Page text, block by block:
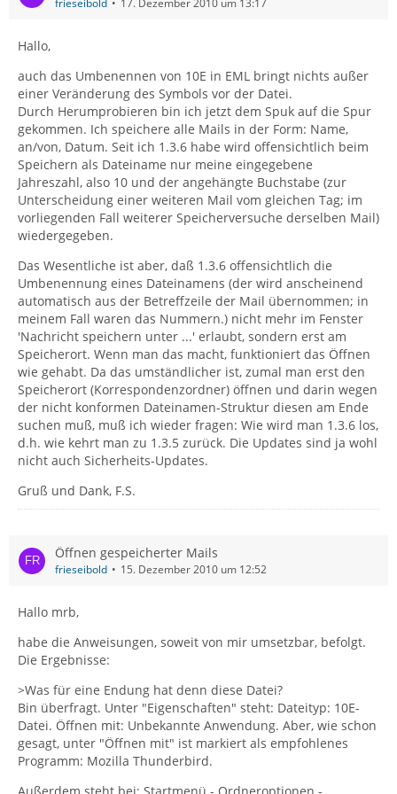
frieseibold 17. Dezember 2010 um 13:17
Hallo,
auch das Umbenennen von 10E in EML bringt nichts außer
einer Veränderung des Symbols vor der Datei.
Durch Herumprobieren bin ich jetzt dem Spuk auf die Spur
gekommen. Ich speichere alle Mails in der Form: Name,
an/von, Datum. Seit ich 1.3.6 habe wird offensichtlich beim
Speichern als Dateiname nur meine eingegebene
Jahreszahl, also 10 und der angehängte Buchstabe (zur
Unterscheidung einer weiteren Mail vom gleichen Tag; im
vorliegenden Fall weiterer Speicherversuche derselben Mail)
wiedergegeben.
Das Wesentliche ist aber, daß 1.3.6 offensichtlich die
Umbenennung eines Dateinamens (der wird anscheinend
automatisch aus der Betreffzeile der Mail übernommen; in
meinem Fall waren das Nummern.) nicht mehr im Fenster
'Nachricht speichern unter ...' erlaubt, sondern erst am
Speicherort. Wenn man das macht, funktioniert das Öffnen
wie gehabt. Da das umständlicher ist, zumal man erst den
Speicherort (Korrespondenzordner) öffnen und darin wegen
der nicht konformen Dateinamen-Struktur diesen am Ende
suchen muß, muß ich wieder fragen: Wie wird man 1.3.6 los,
d.h. wie kehrt man zu 1.3.5 zurück. Die Updates sind ja wohl
nicht auch Sicherheits-Updates.
Gruß und Dank, F.S.
Öffnen gespeicherter Mails
frieseibold 15. Dezember 2010 um 12:52
Hallo mrb,
habe die Anweisungen, soweit von mir umsetzbar, befolgt.
Die Ergebnisse:
>Was für eine Endung hat denn diese Datei?
Bin überfragt. Unter "Eigenschaften" steht: Dateityp: 10E-
Datei. Öffnen mit: Unbekannte Anwendung. Aber, wie schon
gesagt, unter "Öffnen mit" ist markiert als empfohlenes
Programm: Mozilla Thunderbird.